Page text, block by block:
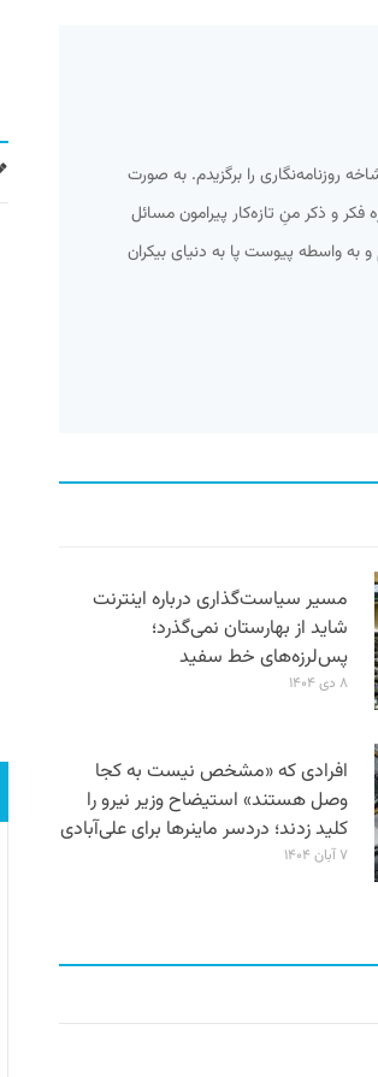
شاخه روزنامه‌نگاری را برگزیدم. به صورت
و ذکر منِ تازه‌کار پیرامون مسائل
سال ۹۵ وارد پیوست شدم و به واسطه پیوست پا به دنیای بیکران
مسیر سیاست‌گذاری درباره اینترنت
شاید از بهارستان نمی‌گذرد؛
پس‌لرزه‌های خط سفید
۸ دی ۱۴۰۴
افرادی که «مشخص نیست به کجا
وصل هستند» استیضاح وزیر نیرو را
کلید زدند؛ دردسر ماینرها برای علی‌آبادی
۷ آبان ۱۴۰۴